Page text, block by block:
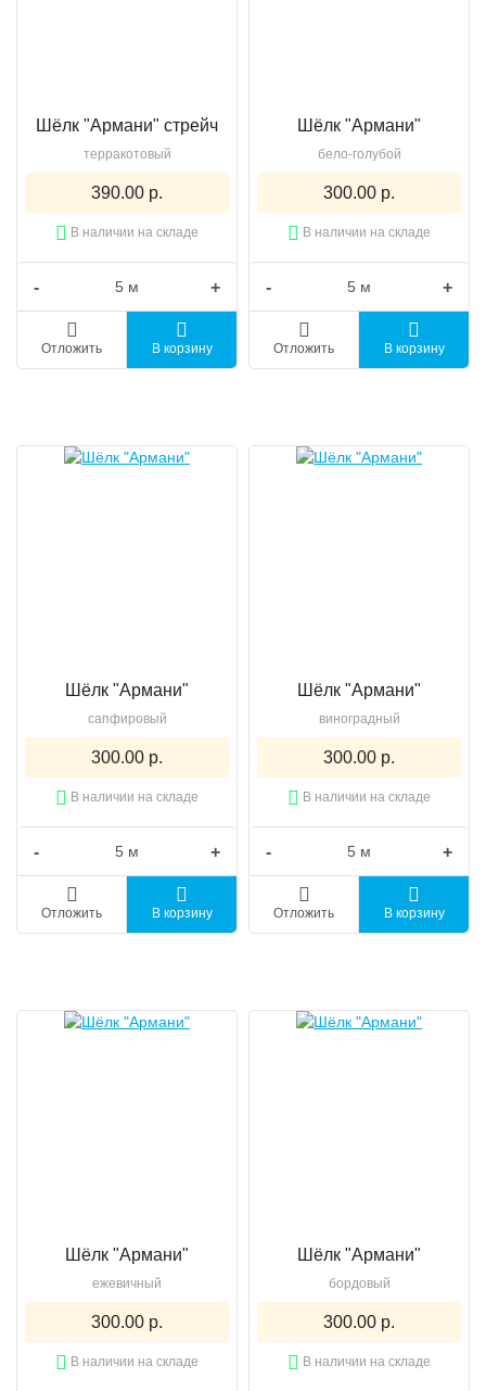
Шёлк "Армани" стрейч
терракотовый
390.00 р.
В наличии на складе
- +
Отложить В корзину
Шёлк "Армани"
бело-голубой
300.00 р.
В наличии на складе
- +
Отложить В корзину
Шёлк "Армани"
сапфировый
300.00 р.
В наличии на складе
- +
Отложить В корзину
Шёлк "Армани"
виноградный
300.00 р.
В наличии на складе
- +
Отложить В корзину
Шёлк "Армани"
ежевичный
300.00 р.
В наличии на складе
Шёлк "Армани"
бордовый
300.00 р.
В наличии на складе